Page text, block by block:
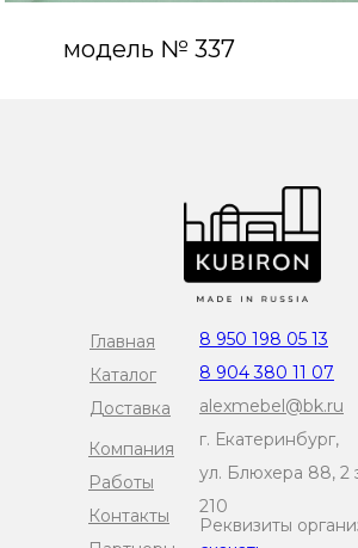
модель № 337
Главная
Каталог
Доставка
Компания
Работы
Контакты
8 950 198 05 13
8 904 380 11 07
alexmebel@bk.ru
г. Екатеринбург,
ул. Блюхера 88, 2
210
Реквизиты